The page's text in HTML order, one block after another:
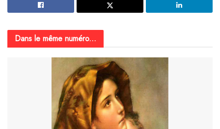
Dans le même numéro...